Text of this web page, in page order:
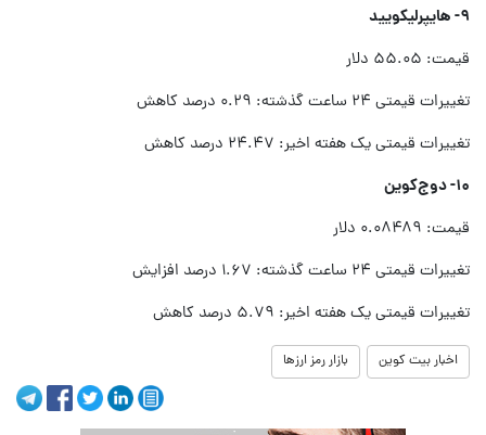
۹- هایپرلیکویید
قیمت: ۵۵.۰۵ دلار
تغییرات قیمتی ۲۴ ساعت گذشته: ۰.۲۹ درصد کاهش
تغییرات قیمتی یک هفته اخیر: ۲۴.۴۷ درصد کاهش
۱۰- دوج‌کوین
قیمت: ۰.۰۸۴۸۹ دلار
تغییرات قیمتی ۲۴ ساعت گذشته: ۱.۶۷ درصد افزایش
تغییرات قیمتی یک هفته اخیر: ۵.۷۹ درصد کاهش
اخبار بیت کوین بازار رمز ارزها